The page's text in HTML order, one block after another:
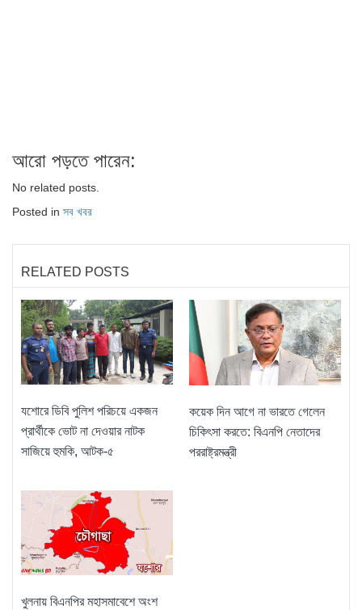
আরো পড়তে পারেন:
No related posts.
Posted in সব খবর
RELATED POSTS
যশোরে ডিবি পুলিশ পরিচয়ে একজন
প্রার্থীকে ভোট না দেওয়ার নাটক
সাজিয়ে হুমকি, আটক-৫
কয়েক দিন আগে না ভারতে গেলেন
চিকিৎসা করতে: বিএনপি নেতাদের
পররাষ্ট্রমন্ত্রী
খুলনায় বিএনপির মহাসমাবেশে অংশ